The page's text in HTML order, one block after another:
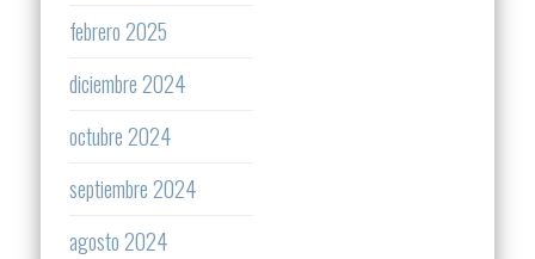
febrero 2025
diciembre 2024
octubre 2024
septiembre 2024
agosto 2024